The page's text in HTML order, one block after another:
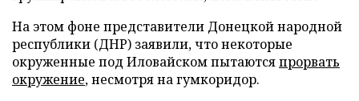
На этом фоне представители Донецкой народной
республики (ДНР) заявили, что некоторые
окруженные под Иловайском пытаютсяпрорвать
окружение, несмотря на гумкоридор.